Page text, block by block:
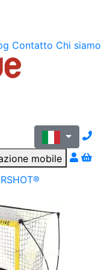
Contatto Chi siamo